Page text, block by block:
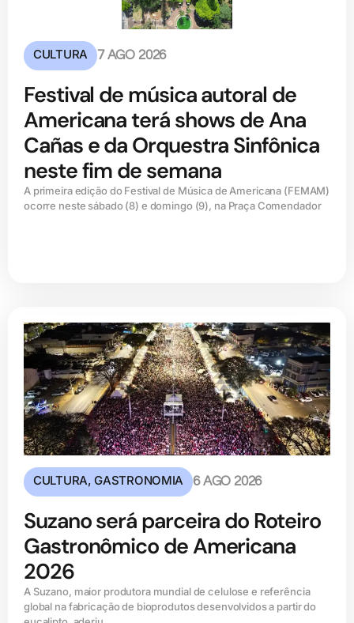
CULTURA 7 AGO 2026
Festival de música autoral de
Americana terá shows de Ana
Cañas e da Orquestra Sinfônica
neste fim de semana
A primeira edição do Festival de Música de Americana (FEMAM)
ocorre neste sábado (8) e domingo (9), na Praça Comendador
CULTURA,GASTRONOMIA 6 AGO 2026
Suzano será parceira do Roteiro
Gastronômico de Americana
2026
A Suzano, maior produtora mundial de celulose e referência
global na fabricação de bioprodutos desenvolvidos a partir do